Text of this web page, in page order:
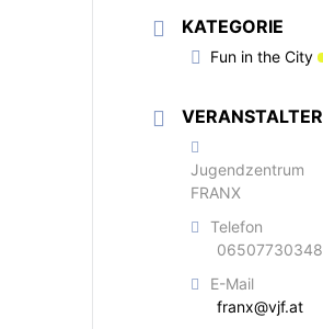
KATEGORIE
Fun in the City
VERANSTALTER
Jugendzentrum
FRANX
Telefon
06507730348
E-Mail
franx@vjf.at